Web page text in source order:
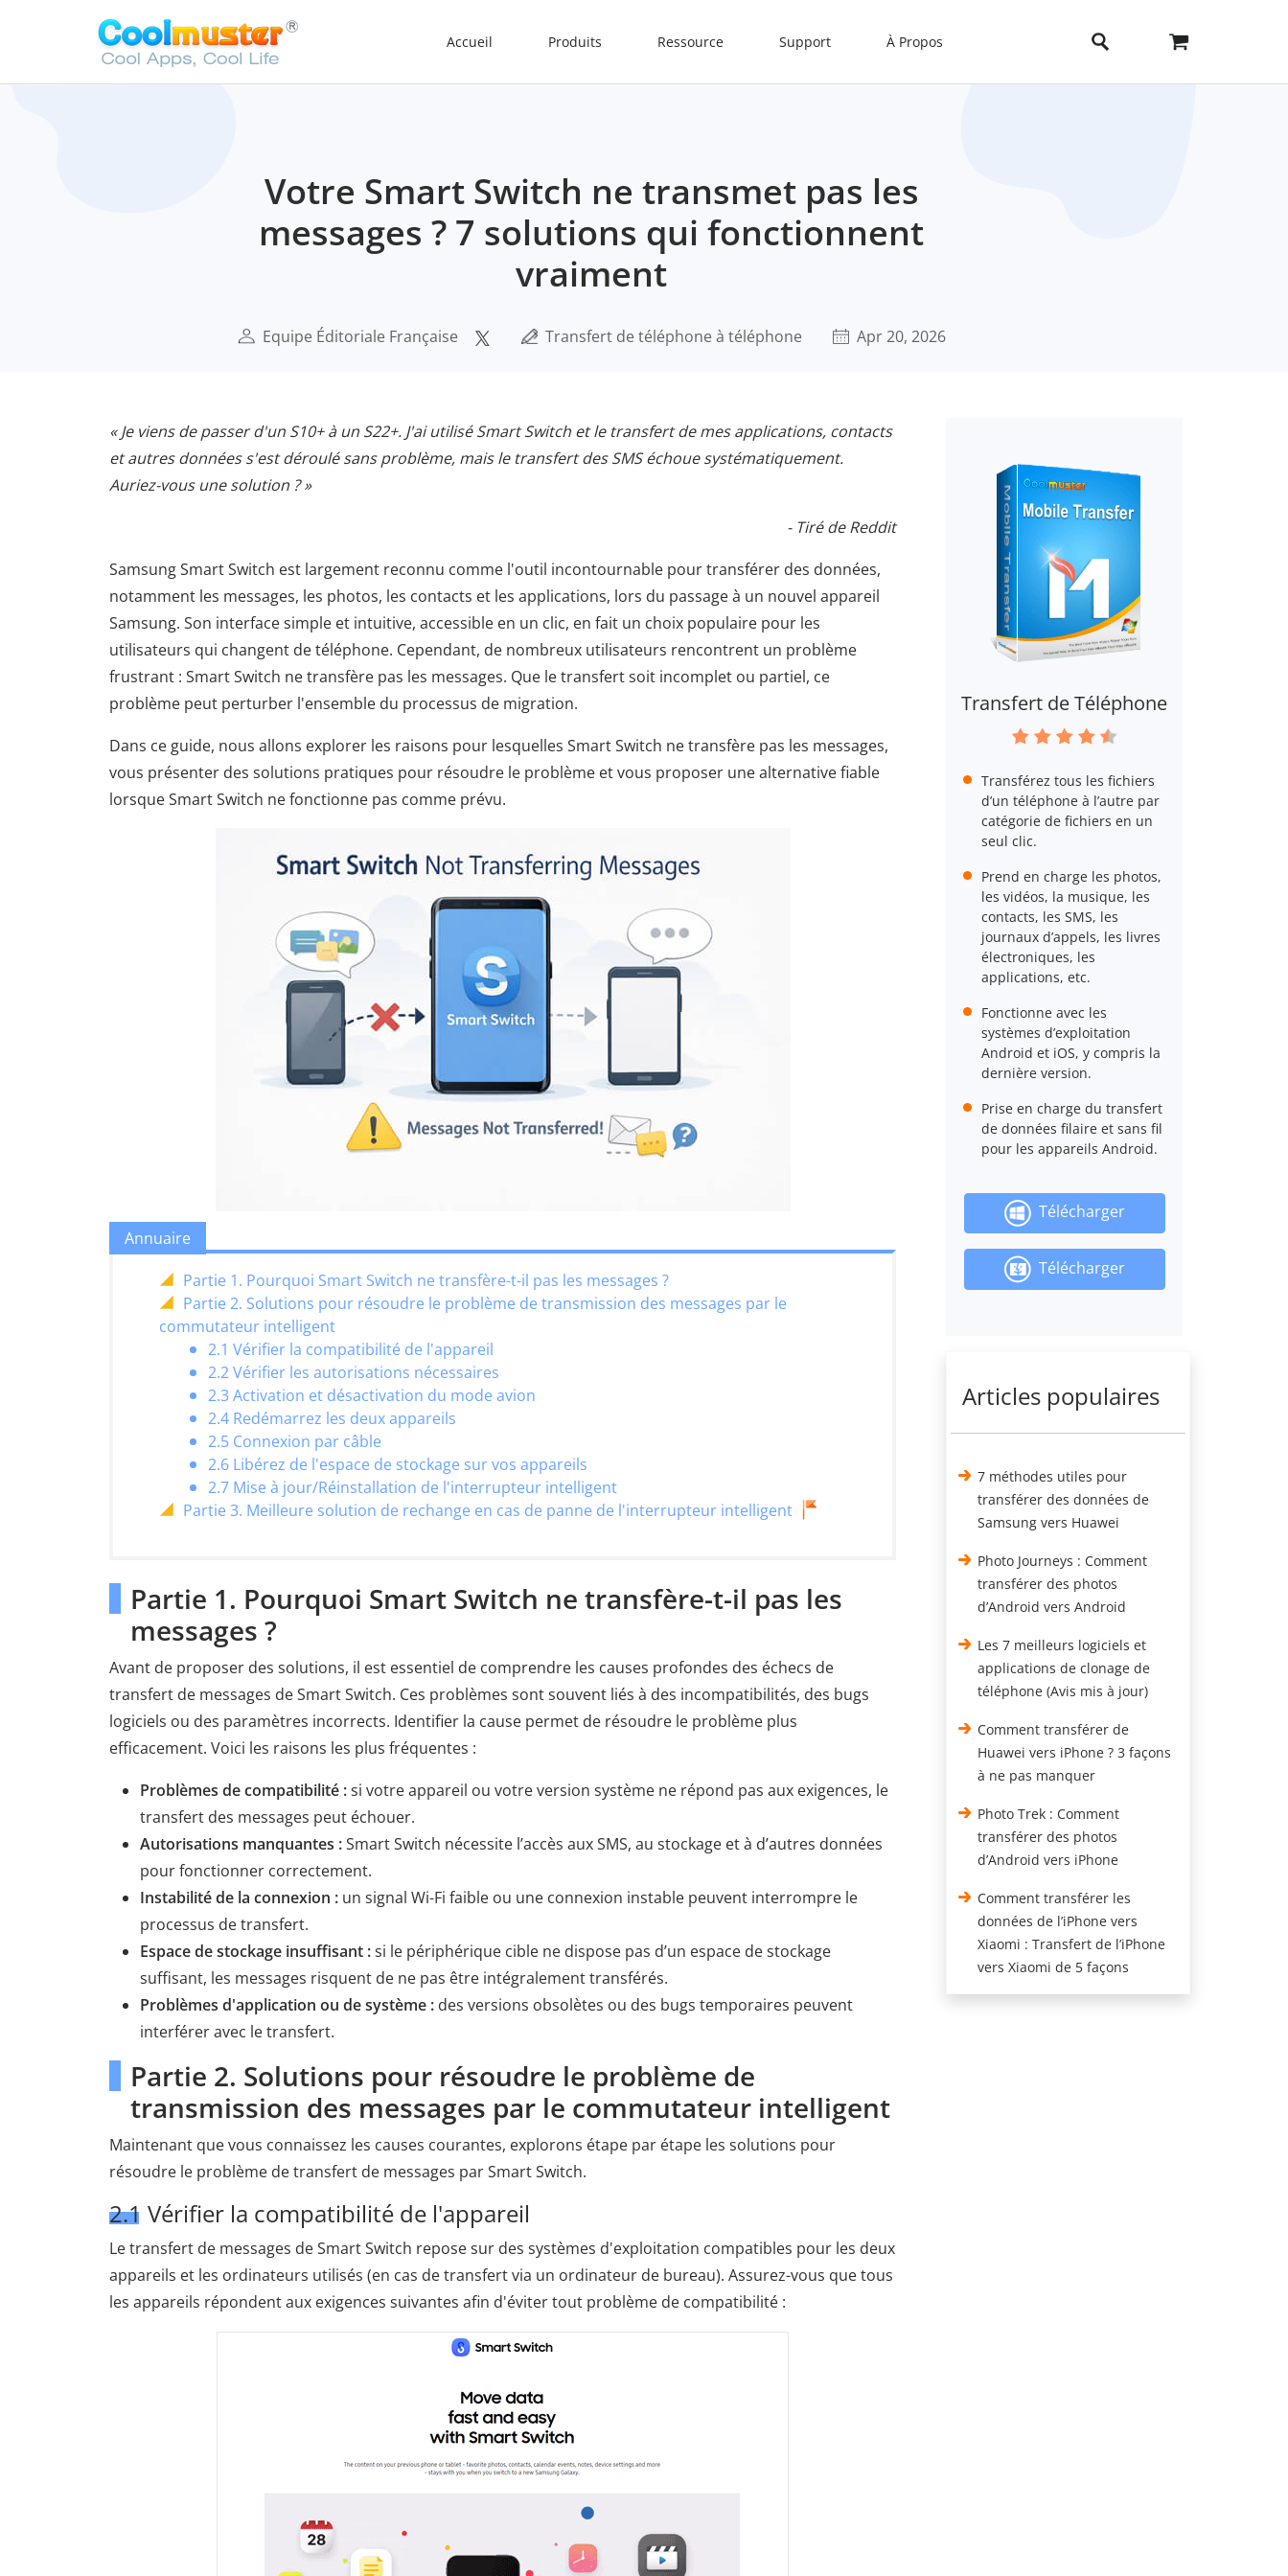
Accueil Produits Ressource Support À Propos
Votre Smart Switch ne transmet pas les
messages ? 7 solutions qui fonctionnent
vraiment
Equipe Éditoriale Française Transfert de téléphone à téléphone Apr 20, 2026
« Je viens de passer d'un S10+ à un S22+. J'ai utilisé Smart Switch et le transfert de mes applications, contacts
et autres données s'est déroulé sans problème, mais le transfert des SMS échoue systématiquement.
Auriez-vous une solution ? »
- Tiré de Reddit
Samsung Smart Switch est largement reconnu comme l'outil incontournable pour transférer des données,
notamment les messages, les photos, les contacts et les applications, lors du passage à un nouvel appareil
Samsung. Son interface simple et intuitive, accessible en un clic, en fait un choix populaire pour les
utilisateurs qui changent de téléphone. Cependant, de nombreux utilisateurs rencontrent un problème
frustrant : Smart Switch ne transfère pas les messages. Que le transfert soit incomplet ou partiel, ce
problème peut perturber l'ensemble du processus de migration.
Dans ce guide, nous allons explorer les raisons pour lesquelles Smart Switch ne transfère pas les messages,
vous présenter des solutions pratiques pour résoudre le problème et vous proposer une alternative fiable
lorsque Smart Switch ne fonctionne pas comme prévu.
Annuaire
Partie 1. Pourquoi Smart Switch ne transfère-t-il pas les messages ?
Partie 2. Solutions pour résoudre le problème de transmission des messages par le
commutateur intelligent
2.1 Vérifier la compatibilité de l'appareil
2.2 Vérifier les autorisations nécessaires
2.3 Activation et désactivation du mode avion
2.4 Redémarrez les deux appareils
2.5 Connexion par câble
2.6 Libérez de l'espace de stockage sur vos appareils
2.7 Mise à jour/Réinstallation de l'interrupteur intelligent
Partie 3. Meilleure solution de rechange en cas de panne de l'interrupteur intelligent
Partie 1. Pourquoi Smart Switch ne transfère-t-il pas les
messages ?
Avant de proposer des solutions, il est essentiel de comprendre les causes profondes des échecs de
transfert de messages de Smart Switch. Ces problèmes sont souvent liés à des incompatibilités, des bugs
logiciels ou des paramètres incorrects. Identifier la cause permet de résoudre le problème plus
efficacement. Voici les raisons les plus fréquentes :
Problèmes de compatibilité :si votre appareil ou votre version système ne répond pas aux exigences, le
transfert des messages peut échouer.
Autorisations manquantes :Smart Switch nécessite l’accès aux SMS, au stockage et à d’autres données
pour fonctionner correctement.
Instabilité de la connexion : un signal Wi-Fi faible ou une connexion instable peuvent interrompre le
processus de transfert.
Espace de stockage insuffisant :si le périphérique cible ne dispose pas d’un espace de stockage
suffisant, les messages risquent de ne pas être intégralement transférés.
Problèmes d'application ou de système : des versions obsolètes ou des bugs temporaires peuvent
interférer avec le transfert.
Partie 2. Solutions pour résoudre le problème de
transmission des messages par le commutateur intelligent
Maintenant que vous connaissez les causes courantes, explorons étape par étape les solutions pour
résoudre le problème de transfert de messages par Smart Switch.
2.1 Vérifier la compatibilité de l'appareil
Le transfert de messages de Smart Switch repose sur des systèmes d'exploitation compatibles pour les deux
appareils et les ordinateurs utilisés (en cas de transfert via un ordinateur de bureau). Assurez-vous que tous
les appareils répondent aux exigences suivantes afin d'éviter tout problème de compatibilité :
Transfert de Téléphone
Transférez tous les fichiers
d’un téléphone à l’autre par
catégorie de fichiers en un
seul clic.
Prend en charge les photos,
les vidéos, la musique, les
contacts, les SMS, les
journaux d’appels, les livres
électroniques, les
applications, etc.
Fonctionne avec les
systèmes d’exploitation
Android et iOS, y compris la
dernière version.
Prise en charge du transfert
de données filaire et sans fil
pour les appareils Android.
Télécharger
Télécharger
Articles populaires
7 méthodes utiles pour
transférer des données de
Samsung vers Huawei
Photo Journeys : Comment
transférer des photos
d’Android vers Android
Les 7 meilleurs logiciels et
applications de clonage de
téléphone (Avis mis à jour)
Comment transférer de
Huawei vers iPhone ? 3 façons
à ne pas manquer
Photo Trek : Comment
transférer des photos
d’Android vers iPhone
Comment transférer les
données de l’iPhone vers
Xiaomi : Transfert de l’iPhone
vers Xiaomi de 5 façons